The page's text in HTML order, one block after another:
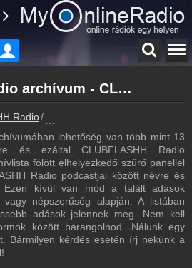
oldalára
CLUBFLASHH Radio archívum - CLUBFLASHH Radio podcasts - CLUBFLASHH Radio visszahallgatás
Radio
lehetőség van több mint 13
és ezáltal CLUBFLASHH Radio
fölött elhelyezkedő szűrő panellel
Radio podcastjai között névre és
Ezen kívül van mód a talált adások
népszerűség alapján. A listában
adások jelennek meg. Nem kell
között barangolnod. Nálunk egy
Bármilyen kérdés esetén írj nekünk a